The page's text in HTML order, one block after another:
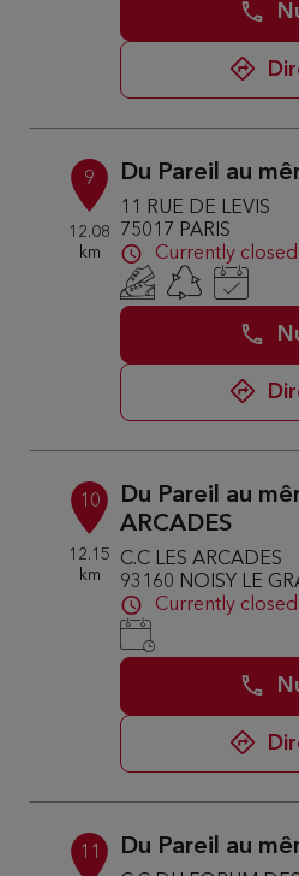
9
12.08
km
Du Pareil au
11 RUE DE LEVIS
75017 PARIS
Currently closed
10
12.15
km
Du Pareil au
ARCADES
C.C LES ARCADES
93160 NOISY LE
Currently closed
11 Du Pareil au